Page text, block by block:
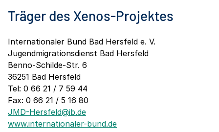
Träger des Xenos-Projektes
Internationaler Bund Bad Hersfeld e. V.
Jugendmigrationsdienst Bad Hersfeld
Benno-Schilde-Str. 6
36251 Bad Hersfeld
Tel: 0 66 21 / 7 59 44
Fax: 0 66 21 / 5 16 80
JMD-Hersfeld@ib.de
www.internationaler-bund.de